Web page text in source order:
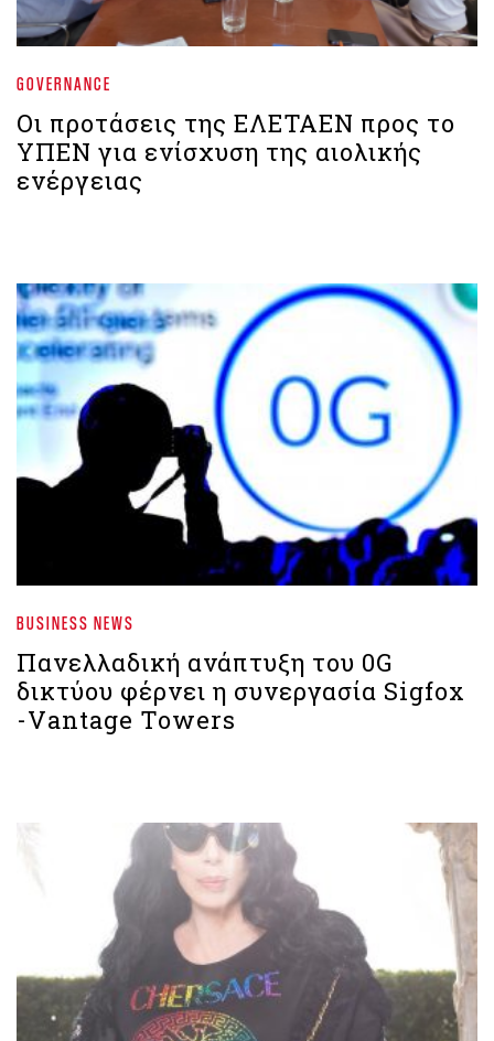
GOVERNANCE
Οι προτάσεις της ΕΛΕΤΑΕΝ προς το
ΥΠΕΝ για ενίσχυση της αιολικής
ενέργειας
BUSINESS NEWS
Πανελλαδική ανάπτυξη του 0G
δικτύου φέρνει η συνεργασία Sigfox
-Vantage Towers